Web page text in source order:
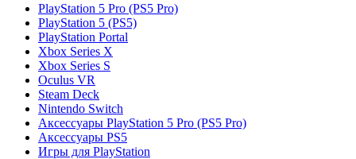
PlayStation 5 Pro (PS5 Pro)
PlayStation 5 (PS5)
PlayStation Portal
Xbox Series X
Xbox Series S
Oculus VR
Steam Deck
Nintendo Switch
Аксессуары PlayStation 5 Pro (PS5 Pro)
Аксессуары PS5
Игры для PlayStation